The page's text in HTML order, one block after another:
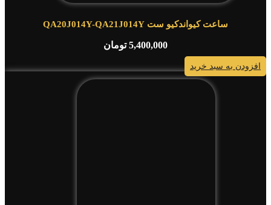
ساعت کیواندکیو ست QA20J014Y-QA21J014Y
5,400,000 تومان
افزودن به سبد خرید